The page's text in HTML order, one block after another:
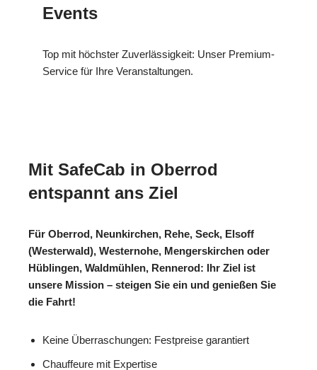
Events
Top mit höchster Zuverlässigkeit: Unser Premium-
Service für Ihre Veranstaltungen.
Mit SafeCab in Oberrod
entspannt ans Ziel
Für Oberrod, Neunkirchen, Rehe, Seck, Elsoff
(Westerwald), Westernohe, Mengerskirchen oder
Hüblingen, Waldmühlen, Rennerod: Ihr Ziel ist
unsere Mission – steigen Sie ein und genießen Sie
die Fahrt!
Keine Überraschungen: Festpreise garantiert
Chauffeure mit Expertise